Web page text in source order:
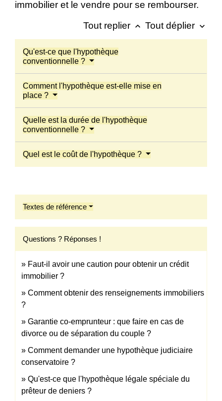
immobilier et le vendre pour se rembourser.
Tout replier keyboard_arrow_up Tout déplier keyboard_arrow_down
Qu'est-ce que l'hypothèque
conventionnelle ?
Comment l'hypothèque est-elle mise en
place ?
Quelle est la durée de l'hypothèque
conventionnelle ?
Quel est le coût de l'hypothèque ?
Textes de référence
Questions ? Réponses !
Faut-il avoir une caution pour obtenir un crédit
immobilier ?
Comment obtenir des renseignements immobiliers
?
Garantie co-emprunteur : que faire en cas de
divorce ou de séparation du couple ?
Comment demander une hypothèque judiciaire
conservatoire ?
Qu'est-ce que l'hypothèque légale spéciale du
prêteur de deniers ?